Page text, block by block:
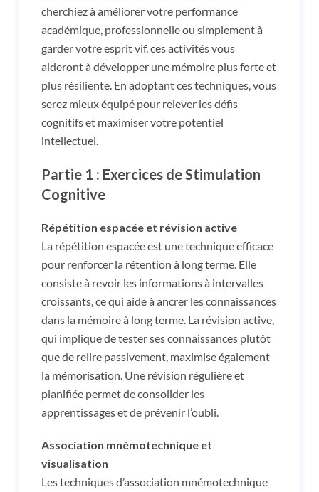
cherchiez à améliorer votre performance
académique, professionnelle ou simplement à
garder votre esprit vif, ces activités vous
aideront à développer une mémoire plus forte et
plus résiliente. En adoptant ces techniques, vous
serez mieux équipé pour relever les défis
cognitifs et maximiser votre potentiel
intellectuel.
Partie 1 : Exercices de Stimulation
Cognitive
Répétition espacée et révision active
La répétition espacée est une technique efficace
pour renforcer la rétention à long terme. Elle
consiste à revoir les informations à intervalles
croissants, ce qui aide à ancrer les connaissances
dans la mémoire à long terme. La révision active,
qui implique de tester ses connaissances plutôt
que de relire passivement, maximise également
la mémorisation. Une révision régulière et
planifiée permet de consolider les
apprentissages et de prévenir l’oubli.
Association mnémotechnique et
visualisation
Les techniques d’association mnémotechnique